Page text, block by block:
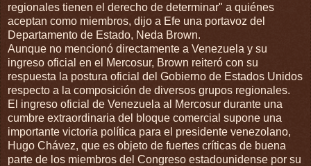
regionales tienen el derecho de determinar" a quiénes
aceptan como miembros, dijo a Efe una portavoz del
Departamento de Estado, Neda Brown.
Aunque no mencionó directamente a Venezuela y su
ingreso oficial en el Mercosur, Brown reiteró con su
respuesta la postura oficial del Gobierno de Estados Unidos
respecto a la composición de diversos grupos regionales.
El ingreso oficial de Venezuela al Mercosur durante una
cumbre extraordinaria del bloque comercial supone una
importante victoria política para el presidente venezolano,
Hugo Chávez, que es objeto de fuertes críticas de buena
parte de los miembros del Congreso estadounidense por su